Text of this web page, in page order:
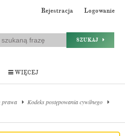
Rejestracja Logowanie
SZUKAJ
WIĘCEJ
prawa
Kodeks postępowania cywilnego